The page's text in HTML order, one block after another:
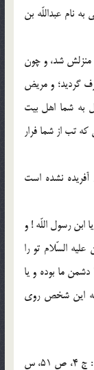
نام عبداللّه بن
منزلش شد، و چون
گرديد؛ و مريض
به شما اهل بيت
تب از شما فرار
نشده است
رسول اللّه ! و
عليه السّلام تو را
ما بوده و يا
به اين شخص روى
1-بحارالا نوار: ج 44، ص 183، مناقب ابن شهرآشوب : ج 4، ص 51، س